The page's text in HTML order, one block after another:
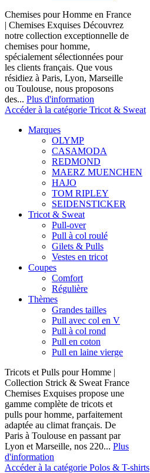
Chemises pour Homme en France
| Chemises Exquises Découvrez
notre collection exceptionnelle de
chemises pour homme,
spécialement sélectionnées pour
les clients français. Que vous
résidiez à Paris, Lyon, Marseille
ou Toulouse, nous proposons
des... Plus d'information
Accéder à la catégorie Tricot & Sweat
Marques
OLYMP
CASAMODA
REDMOND
MAERZ MUENCHEN
HAJO
TOM RIPLEY
SEIDENSTICKER
Tricot & Sweat
Pull-over
Pull à col roulé
Gilets & Pulls
Vestes en tricot
Coupes
Comfort
Régulière
Thèmes
Grandes tailles
Pull avec col en V
Pull à col rond
Pull en coton
Pull en laine vierge
Tricots et Pulls pour Homme |
Collection Strick & Sweat France
Chemises Exquises propose une
gamme complète de tricots et
pulls pour homme, parfaitement
adaptée au climat français. De
Paris à Toulouse en passant par
Lyon et Marseille, nos 220... Plus
d'information
Accéder à la catégorie Polos & T-shirts